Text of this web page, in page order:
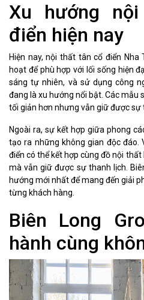
Xu hướng
điển hiện nay
Hiện nay, nội thất tân cổ điển
hoạt để phù hợp với lối sống hiện
sáng tự nhiên, và sử dụng công
đang là xu hướng nổi bật. Các mẫu
tối giản hơn nhưng vẫn giữ được sự
Ngoài ra, sự kết hợp giữa phong
tạo ra những không gian độc đáo.
điển có thể kết hợp cùng đồ nội
mà vẫn giữ được sự thanh lịch.
hướng mới nhất để mang đến giải
từng khách hàng.
Biên Long
hành cùng